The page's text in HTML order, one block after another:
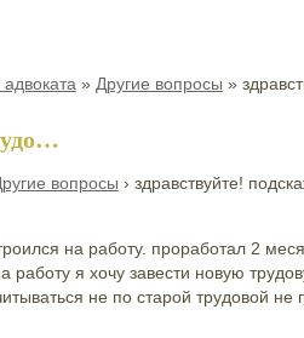
» Другие вопросы »
вопросы › здравствуйте!
на работу. проработал 2
я хочу завести новую
не по старой трудовой